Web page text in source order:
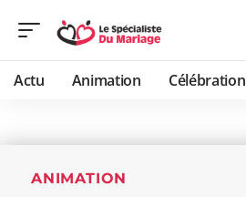
Actu Animation Célébration
ANIMATION